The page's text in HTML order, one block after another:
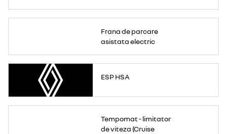
Frana de parcare
asistata electric
ESP HSA
Tempomat - limitator
de viteza (Cruise